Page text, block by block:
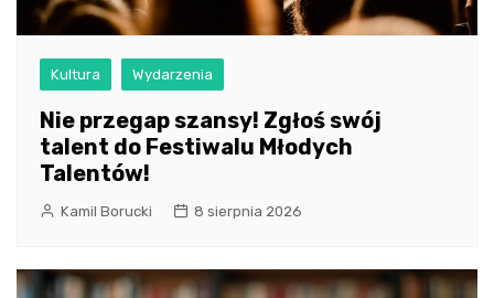
Kultura Wydarzenia
Nie przegap szansy! Zgłoś swój
talent do Festiwalu Młodych
Talentów!
Kamil Borucki 8 sierpnia 2026